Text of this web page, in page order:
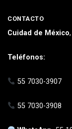
CONTACTO
Cuidad de México
Teléfonos:
55 7030-3907
55 7030-3908